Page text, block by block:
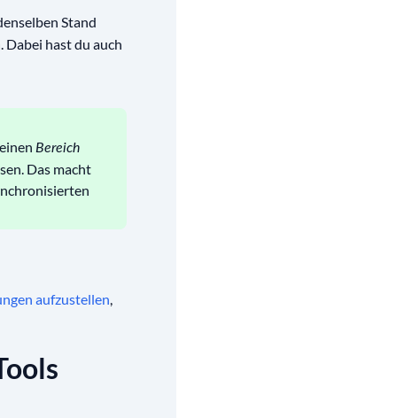
Stand
hast du auch
Bereich
Das macht
aufzustellen